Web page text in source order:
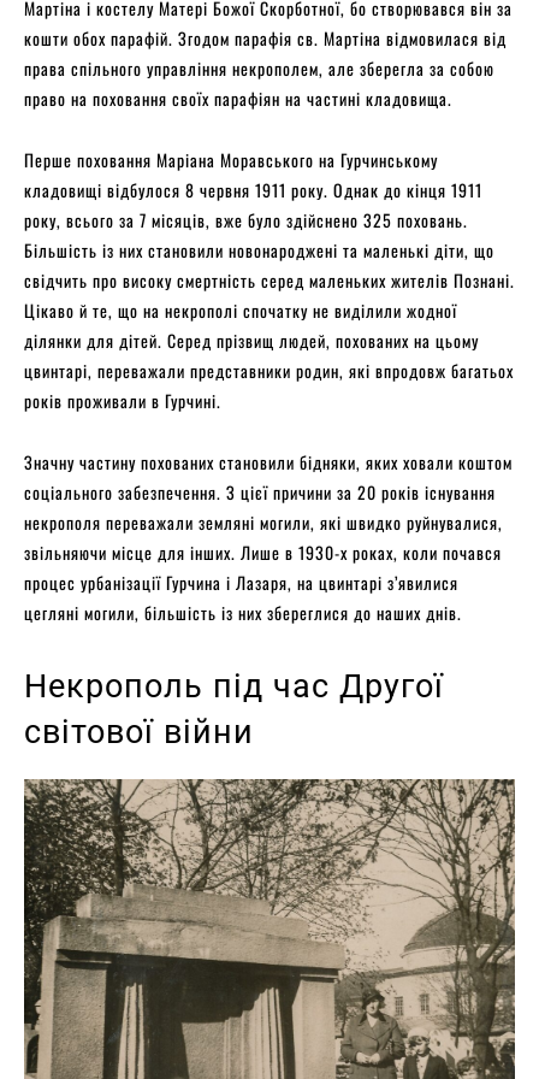
Мартіна і костелу Матері Божої Скорботної, бо створювався він за
кошти обох парафій. Згодом парафія св. Мартіна відмовилася від
права спільного управління некрополем, але зберегла за собою
право на поховання своїх парафіян на частині кладовища.
Перше поховання Маріана Моравського на Гурчинському
кладовищі відбулося 8 червня 1911 року. Однак до кінця 1911
року, всього за 7 місяців, вже було здійснено 325 поховань.
Більшість із них становили новонароджені та маленькі діти, що
свідчить про високу смертність серед маленьких жителів Познані.
Цікаво й те, що на некрополі спочатку не виділили жодної
ділянки для дітей. Серед прізвищ людей, похованих на цьому
цвинтарі, переважали представники родин, які впродовж багатьох
років проживали в Гурчині.
Значну частину похованих становили бідняки, яких ховали коштом
соціального забезпечення. З цієї причини за 20 років існування
некрополя переважали земляні могили, які швидко руйнувалися,
звільняючи місце для інших. Лише в 1930-х роках, коли почався
процес урбанізації Гурчина і Лазаря, на цвинтарі з’явилися
цегляні могили, більшість із них збереглися до наших днів.
Некрополь під час Другої
світової війни